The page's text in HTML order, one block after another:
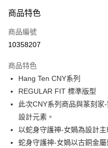
信用卡一次付款
LINE Pay
街口支付
悠遊付
Google Pay
貨到付款
商品特色
商品編號
10358207
商品特色
Hang Ten CNY系列
REGULAR FIT 標準版型
此次CNY系列商品與篆刻
設計元素。
以蛇身守護神-女媧為設計
蛇身守護神-女媧以古銅金屬